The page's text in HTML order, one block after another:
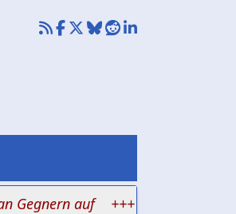
auf +++ Judenhass in